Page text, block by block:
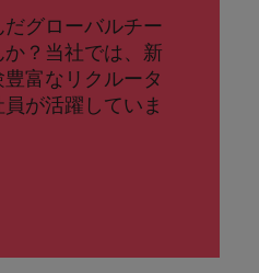
グローバルチー
？当社では、新
富なリクルータ
が活躍していま